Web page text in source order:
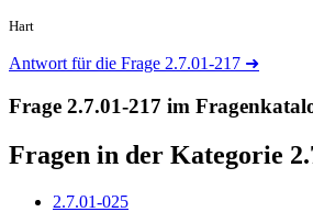
Hart
Antwort für die Frage 2.7.01-217 ➜
Frage 2.7.01-217 im
Fragen in der Kategorie
2.7.01-025